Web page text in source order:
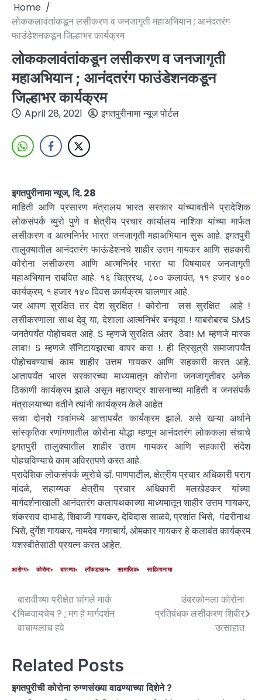
Home
लोककलावंतांकडून लसीकरण व जनजागृती महाअभियान ; आनंदतरंग
फाउंडेशनकडून जिल्हाभर कार्यक्रम
लोककलावंतांकडून लसीकरण व जनजागृती
महाअभियान ; आनंदतरंग फाउंडेशनकडून
जिल्हाभर कार्यक्रम
April 28, 2021 इगतपुरीनामा न्यूज पोर्टल
इगतपुरीनामा न्यूज, दि. 28
माहिती आणि प्रसारण मंत्रालय भारत सरकार यांच्यावतीने प्रादेशिक
लोकसंपर्क ब्युरो पुणे व क्षेत्रीय प्रचार कार्यालय नाशिक यांच्या मार्फत
लसीकरण व आत्मनिर्भर भारत जनजागृती महाअभियान सुरू आहे. इगतपुरी
तालुक्यातील आनंदतरंग फाऊंडेशनचे शाहीर उत्तम गायकर आणि सहकारी
कोरोना लसीकरण आणि आत्मनिर्भर भारत या विषयावर जनजागृती
महाअभियान राबवित आहे. १६ चित्ररथ, ८०० कलावंत, ११ हजार ४००
कार्यक्रम, १ हजार १४० दिवस कार्यक्रम चालणार आहे.
जर आपण सुरक्षित तर देश सुरक्षित ! कोरोना लस सुरक्षित आहे !
लसीकरणाला साथ देवु या, देशाला आत्मनिर्भर बनवूया ! याबरोबरच SMS
जनतेपर्यंत पोहोचवत आहे. S म्हणजे सुरक्षित अंतर ठेवा! M म्हणजे मास्क
लावा! S म्हणजे सॅनिटायझरचा वापर करा !. ही त्रिसूत्री समाजापर्यंत
पोहोचवण्याचं काम शाहीर उत्तम गायकर आणि सहकारी करत आहे.
आतापर्यंत भारत सरकारच्या माध्यमातून कोरोना जनजागृतीवर अनेक
ठिकाणी कार्यक्रम झाले असून महाराष्ट्र शासनाच्या माहिती व जनसंपर्क
मंत्रालयाच्या वतीने त्यांनी कार्यक्रम केले आहेत
सव्वा दोनशे गावांमध्ये आत्तापर्यंत कार्यक्रम झाले. असे खऱ्या अर्थाने
सांस्कृतिक रणांगणातील कोरोना योद्धा म्हणून आनंदतरंग लोककला संचाचे
इगतपुरी तालुक्यातील शाहीर उत्तम गायकर आणि सहकारी संदेश
पोहचविण्याचे काम अविरतपणे करत आहे.
प्रादेशिक लोकसंपर्क ब्युरोचे डॉ. पाणपाटील, क्षेत्रीय प्रचार अधिकारी पराग
मांदळे, सहाय्यक क्षेत्रीय प्रचार अधिकारी मलखेडकर यांच्या
मार्गदर्शनाखाली आनंदतरंग कलापथकाच्या माध्यमातून शाहीर उत्तम गायकर,
शंकरराव दाभाडे, शिवाजी गायकर, देविदास साळवे, प्रशांत भिसे, पंढरीनाथ
भिसे, दुर्गेश गायकर, नामदेव गणाचार्य, ओमकार गायकर हे कलावंत कार्यक्रम
यशस्वीतेसाठी प्रयत्न करत आहेत.
आरोग्य कोरोना बातम्या लॉकडाऊन सामाजिक साहित्यनामा
बारावीच्या परीक्षेत चांगले मार्क
मिळवायचेय ? ; मग हे मार्गदर्शन
वाचायलाच हवे
उंबरकोनला कोरोना
प्रतिबंधक लसीकरण शिबीर
उत्साहात
Related Posts
इगतपुरीची कोरोना रुग्णसंख्या वाढण्याच्या दिशेने ?